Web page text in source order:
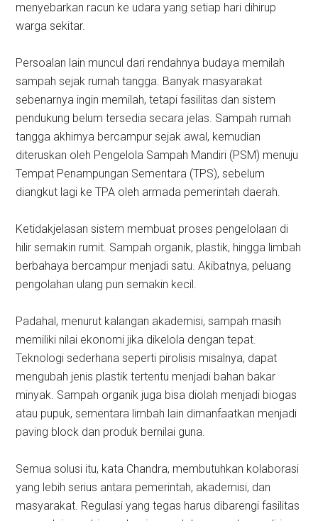
menyebarkan racun ke udara yang setiap hari dihirup
warga sekitar.
Persoalan lain muncul dari rendahnya budaya memilah
sampah sejak rumah tangga. Banyak masyarakat
sebenarnya ingin memilah, tetapi fasilitas dan sistem
pendukung belum tersedia secara jelas. Sampah rumah
tangga akhirnya bercampur sejak awal, kemudian
diteruskan oleh Pengelola Sampah Mandiri (PSM) menuju
Tempat Penampungan Sementara (TPS), sebelum
diangkut lagi ke TPA oleh armada pemerintah daerah.
Ketidakjelasan sistem membuat proses pengelolaan di
hilir semakin rumit. Sampah organik, plastik, hingga limbah
berbahaya bercampur menjadi satu. Akibatnya, peluang
pengolahan ulang pun semakin kecil.
Padahal, menurut kalangan akademisi, sampah masih
memiliki nilai ekonomi jika dikelola dengan tepat.
Teknologi sederhana seperti pirolisis misalnya, dapat
mengubah jenis plastik tertentu menjadi bahan bakar
minyak. Sampah organik juga bisa diolah menjadi biogas
atau pupuk, sementara limbah lain dimanfaatkan menjadi
paving block dan produk bernilai guna.
Semua solusi itu, kata Chandra, membutuhkan kolaborasi
yang lebih serius antara pemerintah, akademisi, dan
masyarakat. Regulasi yang tegas harus dibarengi fasilitas